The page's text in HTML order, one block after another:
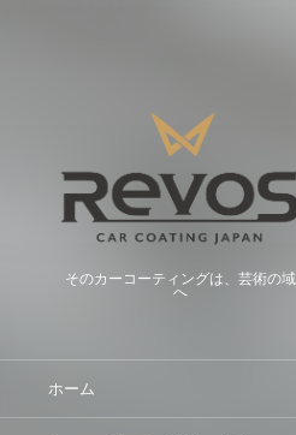
そのカーコーティングは、芸術の域
へ
ホーム